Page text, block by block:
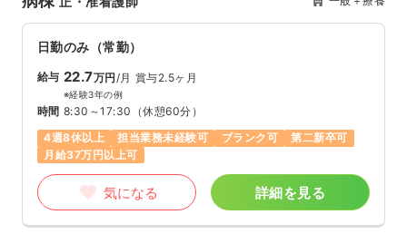
日勤のみ（常勤）
給与 22.7万円/月 賞与2.5ヶ月
※経験3年の例
時間 8:30～17:30 （休憩60分）
4週8休以上
担当業務未経験可 ブランク可
第二新卒可
月給37万円以上可
気になる 詳細を見る